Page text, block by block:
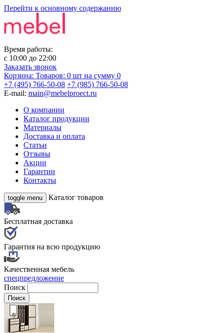
Перейти к основному содержанию
Время работы:
с 10:00 до 22:00
Заказать звонок
Корзина: Товаров: 0 шт на сумму 0
+7 (495) 766-50-08 +7 (985) 766-50-08
E-mail: main@mebelproect.ru
О компании
Каталог продукции
Материалы
Доставка и оплата
Статьи
Отзывы
Акции
Гарантии
Контакты
toggle menu Каталог товаров
Бесплатная доставка
Гарантия на всю продукцию
Качественная мебель
спецпредложение
Поиск